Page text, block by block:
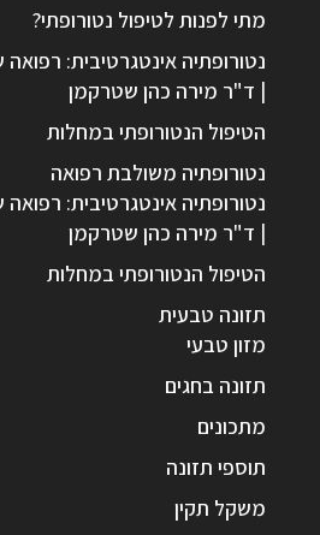
מתי לפנות לטיפול נטורופתי?
נטורופתיה אינטגרטיבית:
| ד"ר מירה כהן שטרקמן
הטיפול הנטורופתי במחלות
נטורופתיה משולבת רפואה
נטורופתיה אינטגרטיבית:
| ד"ר מירה כהן שטרקמן
הטיפול הנטורופתי במחלות
תזונה טבעית
מזון טבעי
תזונה בחגים
מתכונים
תוספי תזונה
משקל תקין